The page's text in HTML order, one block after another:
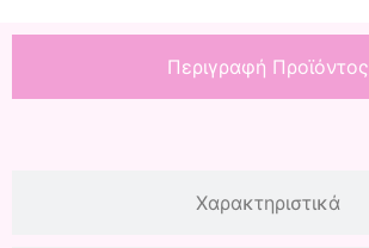
Περιγραφή Προϊόντος
Χαρακτηριστικά